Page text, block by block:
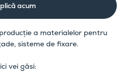
acum
a materialelor pentru
sisteme de fixare.
vei găsi: